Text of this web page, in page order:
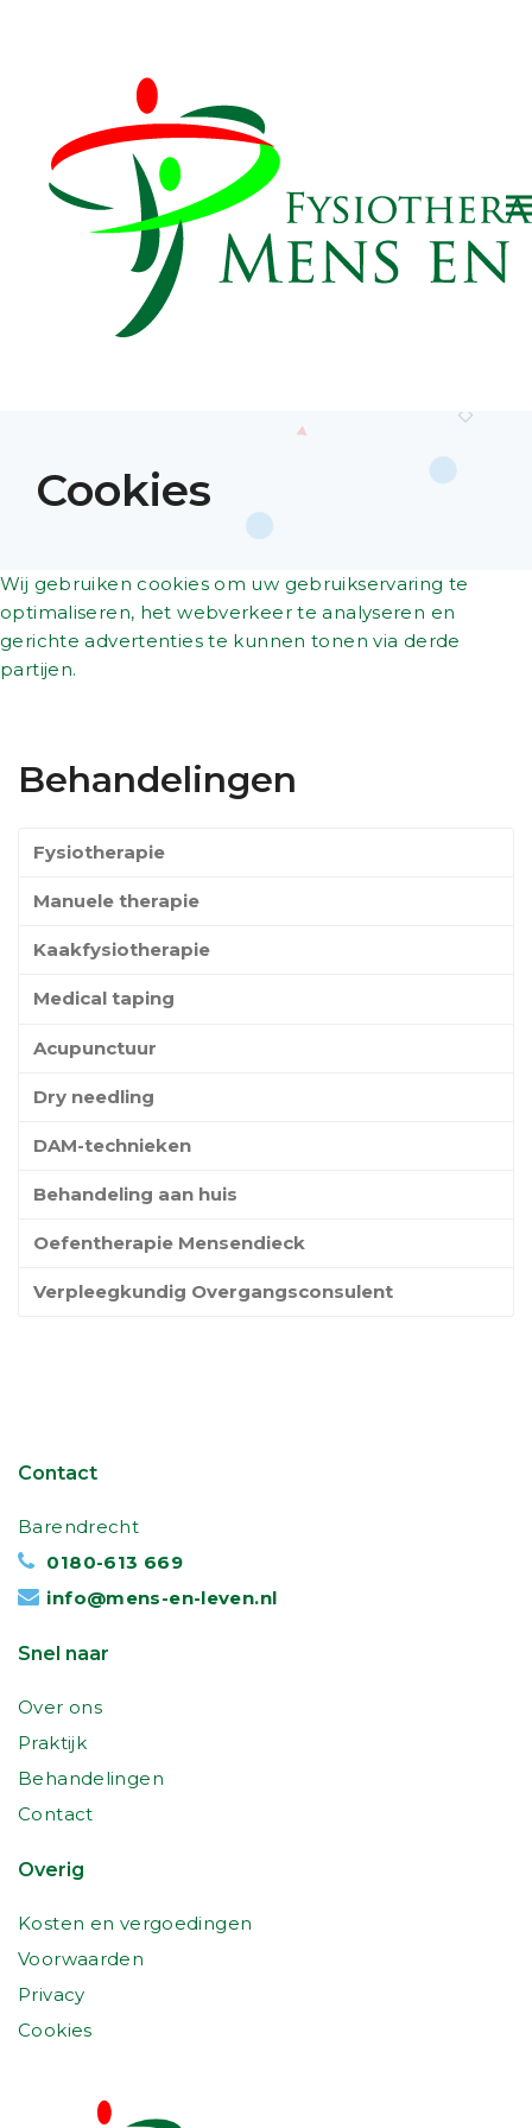
Cookies
Wij gebruiken cookies om uw gebruikservaring te
optimaliseren, het webverkeer te analyseren en
gerichte advertenties te kunnen tonen via derde
partijen.
Behandelingen
Fysiotherapie
Manuele therapie
Kaakfysiotherapie
Medical taping
Acupunctuur
Dry needling
DAM-technieken
Behandeling aan huis
Oefentherapie Mensendieck
Verpleegkundig Overgangsconsulent
Contact
Barendrecht
0180-613 669
info@mens-en-leven.nl
Snel naar
Over ons
Praktijk
Behandelingen
Contact
Overig
Kosten en vergoedingen
Voorwaarden
Privacy
Cookies